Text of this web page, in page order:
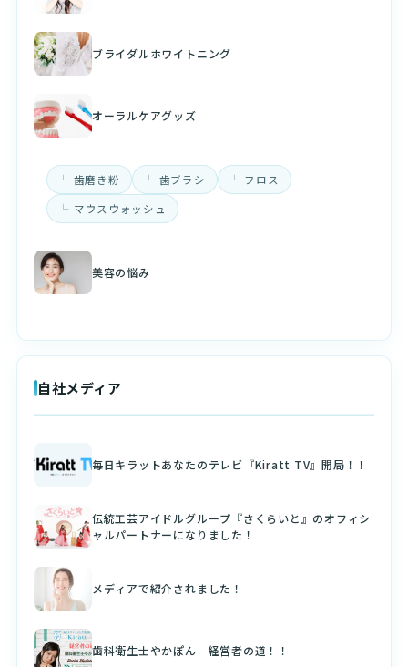
ブライダルホワイトニング
オーラルケアグッズ
歯磨き粉 歯ブラシ
フロス
マウスウォッシュ
美容の悩み
自社メディア
毎日キラットあなたのテレビ『Kiratt TV』開局！！
伝統工芸アイドルグループ『さくらいと』のオフィシ
ャルパートナーになりました！
メディアで紹介されました！
歯科衛生士やかぽん 経営者の道！！